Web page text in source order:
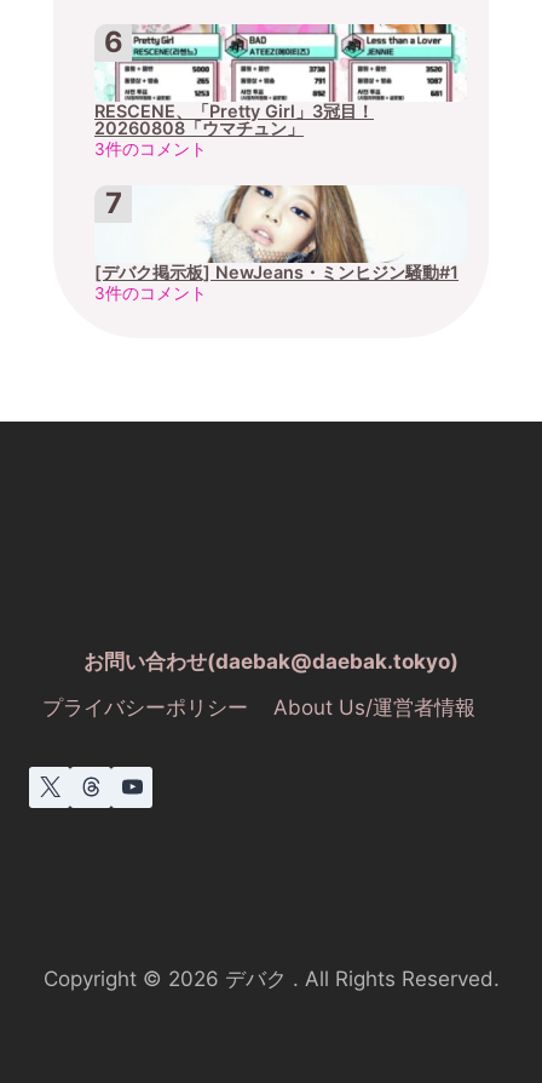
RESCENE、「Pretty Girl」3冠目！
20260808「ウマチュン」
3件のコメント
[デバク掲示板] NewJeans・ミンヒジン騒動#1
3件のコメント
お問い合わせ(daebak@daebak.tokyo)
プライバシーポリシー
About Us/運営者情報
Copyright © 2026 デバク . All Rights Reserved.